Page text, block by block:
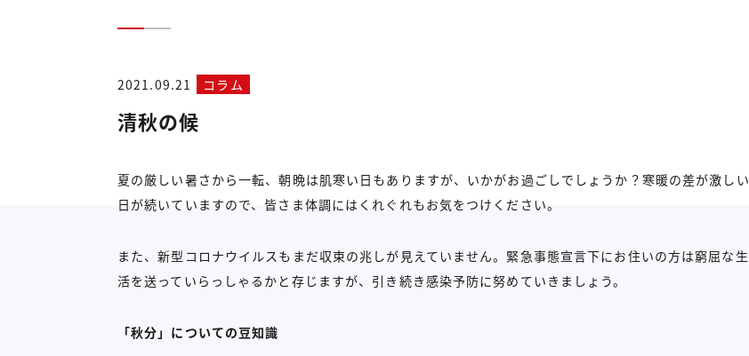
2021.09.21 コラム
清秋の候
夏の厳しい暑さから一転、朝晩は肌寒い日もありますが、いかがお過ごしでしょうか？寒暖の差が激しい
日が続いていますので、皆さま体調にはくれぐれもお気をつけください。
また、新型コロナウイルスもまだ収束の兆しが見えていません。緊急事態宣言下にお住いの方は窮屈な生
活を送っていらっしゃるかと存じますが、引き続き感染予防に努めていきましょう。
「秋分」についての豆知識